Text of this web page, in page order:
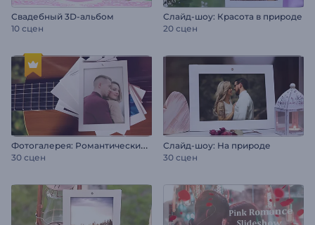
Свадебный 3D-альбом
10 сцен
Слайд-шоу: Красота в природе
20 сцен
Ф
отогалерея: Романтический вечер
30 сцен
Слайд-шоу: На природе
30 сцен